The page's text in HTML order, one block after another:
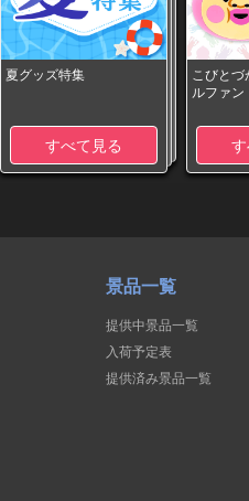
夏グッズ特集
すべて見る
こびとづ
ルファン
景品一覧
提供中景品一覧
入荷予定表
提供済み景品一覧